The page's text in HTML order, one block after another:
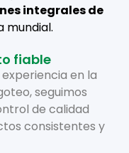
integrales de
mundial.
fiable
en la
seguimos
de calidad
consistentes y